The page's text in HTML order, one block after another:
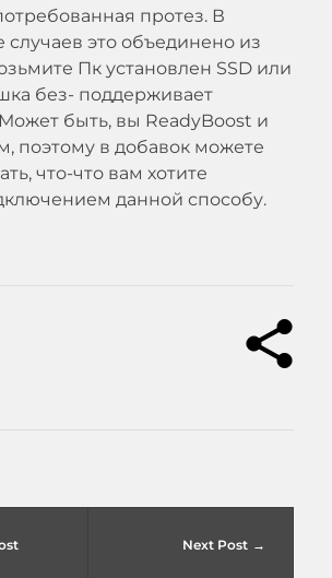
протез. В
случаев это объединено из
Пк установлен SSD или
без- поддерживает
быть, вы ReadyBoost и
поэтому в добавок можете
что-что вам хотите
данной способу.
Next Post